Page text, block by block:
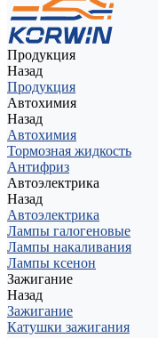
Продукция
Назад
Продукция
Автохимия
Назад
Автохимия
Тормозная жидкость
Антифриз
Автоэлектрика
Назад
Автоэлектрика
Лампы галогеновые
Лампы накаливания
Лампы ксенон
Зажигание
Назад
Зажигание
Катушки зажигания